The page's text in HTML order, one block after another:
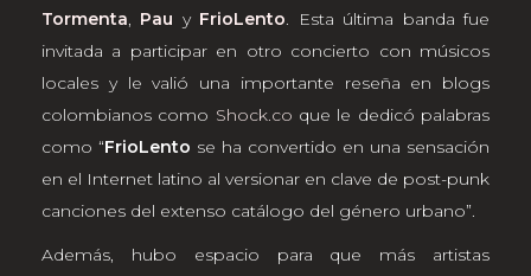
Tormenta, Pau y FrioLento. Esta última banda fue
invitada a participar en otro concierto con músicos
locales y le valió una importante reseña en blogs
colombianos como Shock.co que le dedicó palabras
como “FrioLento se ha convertido en una sensación
en el Internet latino al versionar en clave de post-punk
canciones del extenso catálogo del género urbano”.
Además, hubo espacio para que más artistas